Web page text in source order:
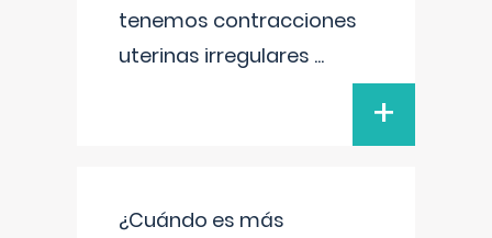
tenemos contracciones
uterinas irregulares ...
+
¿Cuándo es más